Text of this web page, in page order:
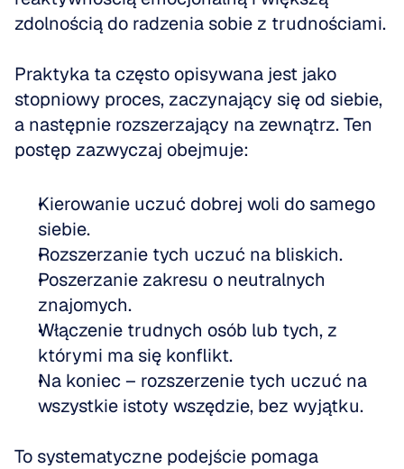
zdolnością do radzenia sobie z trudnościami.
Praktyka ta często opisywana jest jako
stopniowy proces, zaczynający się od siebie,
a następnie rozszerzający na zewnątrz. Ten
postęp zazwyczaj obejmuje:
Kierowanie uczuć dobrej woli do samego
siebie.
Rozszerzanie tych uczuć na bliskich.
Poszerzanie zakresu o neutralnych
znajomych.
Włączenie trudnych osób lub tych, z
którymi ma się konflikt.
Na koniec – rozszerzenie tych uczuć na
wszystkie istoty wszędzie, bez wyjątku.
To systematyczne podejście pomaga